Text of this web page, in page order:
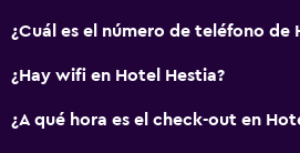
¿Cuál es el número de teléfono de
¿Hay wifi en Hotel Hestia?
¿A qué hora es el check-out en